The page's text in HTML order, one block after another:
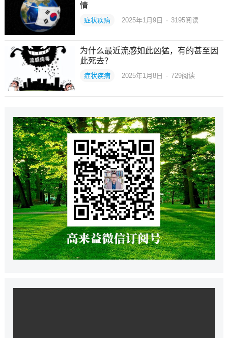
情
症状疾病 2025年1月9日 · 3195阅读
为什么最近流感如此凶猛，有的甚至因
此死去？
症状疾病 2025年1月8日 · 729阅读